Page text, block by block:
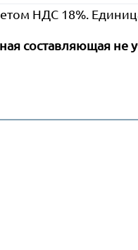
НДС 18%.
составляющая не